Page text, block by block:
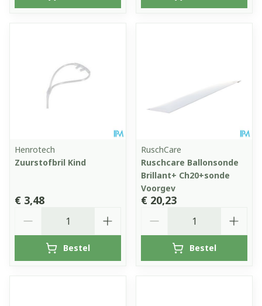
Henrotech
Zuurstofbril Kind
€ 3,48
Bestel
RuschCare
Ruschcare Ballonsonde
Brillant+ Ch20+sonde
Voorgev
€ 20,23
Bestel